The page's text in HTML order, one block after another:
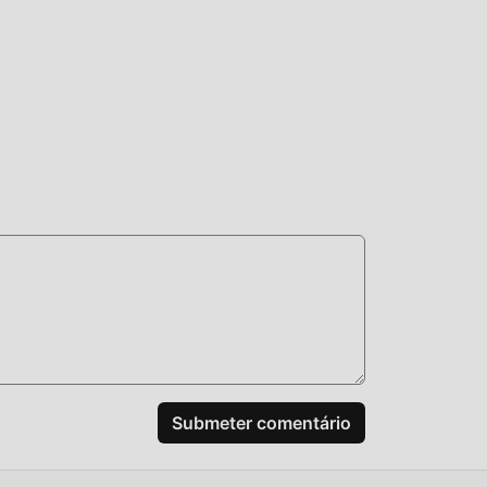
Submeter comentário